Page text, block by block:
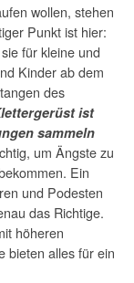
wollen, stehen
Punkt ist hier:
für kleine und
Kinder ab dem
des
ist
sammeln
um Ängste zu
Ein
und Podesten
das Richtige.
höheren
bieten alles für ein